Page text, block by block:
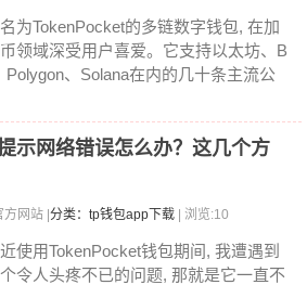
为TokenPocket的多链数字钱包, 在加
领域深受用户喜爱。它支持以太坊、B
Polygon、Solana在内的几十条主流公
示网络错误怎么办？这几个方
网站 | 分类：tp钱包app下载 | 浏览:10
使用TokenPocket钱包期间, 我遭遇到
令人头疼不已的问题, 那就是它一直不